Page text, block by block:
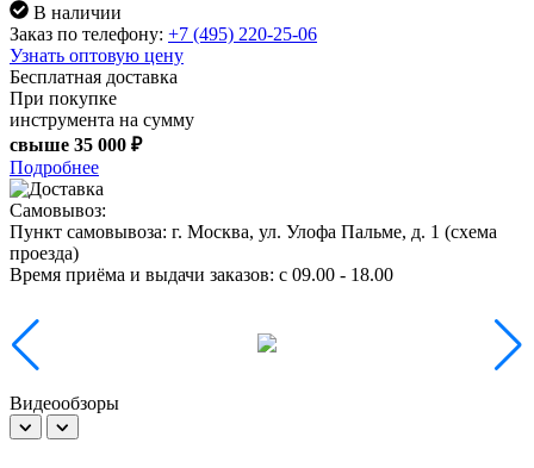
В наличии
Заказ по телефону: +7 (495) 220-25-06
Узнать оптовую цену
Бесплатная доставка
При покупке
инструмента на сумму
свыше 35 000 ₽
Подробнее
Самовывоз:
Пункт самовывоза: г. Москва, ул. Улофа Пальме, д. 1 (схема
проезда)
Время приёма и выдачи заказов: c 09.00 - 18.00
Видеообзоры